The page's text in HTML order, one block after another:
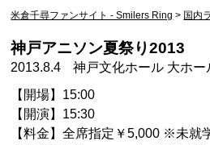
米倉千尋ファンサイト - Smilers Ring > 国内
神戸アニソン夏祭り2013
2013.8.4
神戸文化ホール 大ホー
【開場】15:00
【開演】15:30
【料金】全席指定￥5,000 ※未就